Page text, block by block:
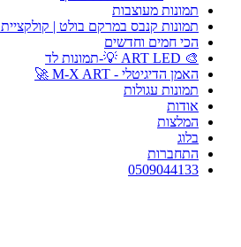
תמונות מעוצבות
תמונות קנבס במרקם בולט | קולקציית Art Touch
הכי חמים וחדשים
🎨 ART LED 💡-תמונות לד
האמן הדיגיטלי - M-X ART 🚀
תמונות עגולות
אודות
המלצות
בלוג
התחברות
0509044133